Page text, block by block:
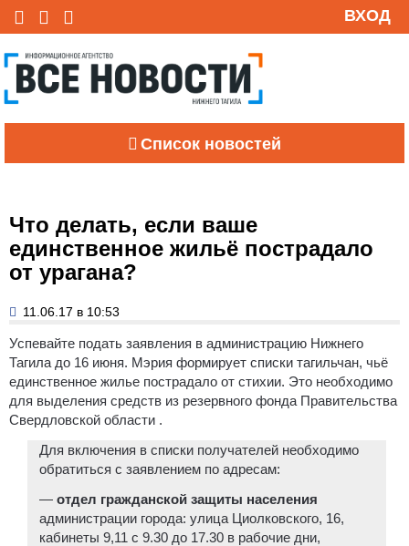
ВХОД
Список новостей
Что делать, если ваше
единственное жильё пострадало
от урагана?
11.06.17 в 10:53
Успевайте подать заявления в администрацию Нижнего
Тагила до 16 июня. Мэрия формирует списки тагильчан, чьё
единственное жилье пострадало от стихии. Это необходимо
для выделения средств из резервного фонда Правительства
Свердловской области .
Для включения в списки получателей необходимо
обратиться с заявлением по адресам:
— отдел гражданской защиты населения
администрации города: улица Циолковского, 16,
кабинеты 9,11 с 9.30 до 17.30 в рабочие дни,